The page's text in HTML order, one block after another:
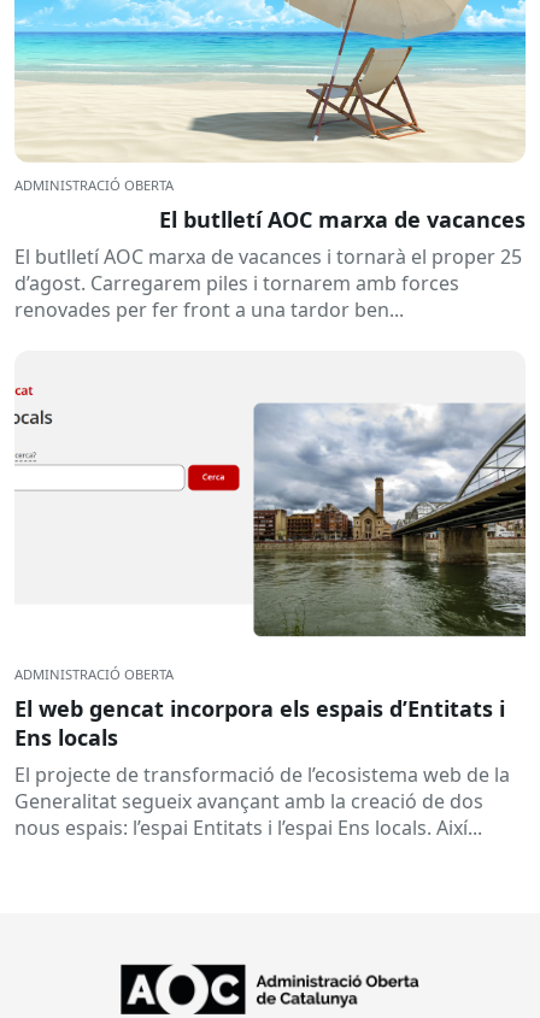
ADMINISTRACIÓ OBERTA
El butlletí AOC marxa de vacances
El butlletí AOC marxa de vacances i tornarà el proper 25
d’agost. Carregarem piles i tornarem amb forces
renovades per fer front a una tardor ben...
ADMINISTRACIÓ OBERTA
El web gencat incorpora els espais d’Entitats i
Ens locals
El projecte de transformació de l’ecosistema web de la
Generalitat segueix avançant amb la creació de dos
nous espais: l’espai Entitats i l’espai Ens locals. Així...